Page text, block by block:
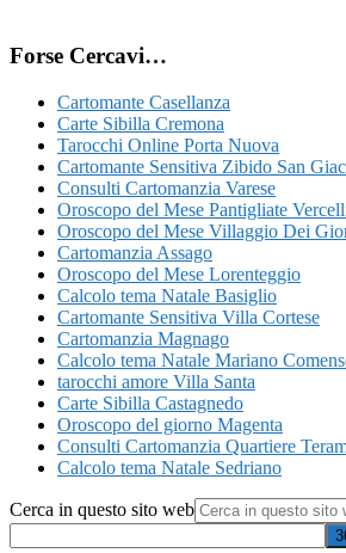
Forse Cercavi…
Cartomante Casellanza
Carte Sibilla Cremona
Tarocchi Online Porta Nuova
Cartomante Sensitiva Zibido San
Consulti Cartomanzia Varese
Oroscopo del Mese Pantigliate
Oroscopo del Mese Villaggio Dei
Cartomanzia Assago
Oroscopo del Mese Lorenteggio
Calcolo tema Natale Basiglio
Cartomante Sensitiva Villa Cortese
Cartomanzia Magnago
Calcolo tema Natale Mariano
tarocchi amore Villa Santa
Carte Sibilla Castagnedo
Oroscopo del giorno Magenta
Consulti Cartomanzia Quartiere
Calcolo tema Natale Sedriano
Cerca in questo sito web